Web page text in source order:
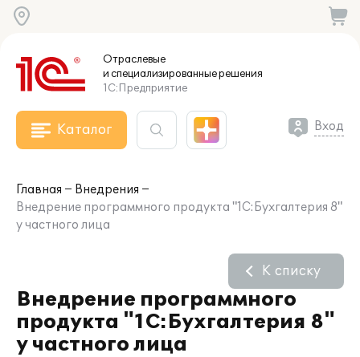
Отраслевые
и специализированныерешения
1С:Предприятие
Каталог Вход
Главная
Внедрения
Внедрение программного продукта "1С:Бухгалтерия 8"
у частного лица
Внедрение программного
продукта "1С:Бухгалтерия 8"
у частного лица
К списку